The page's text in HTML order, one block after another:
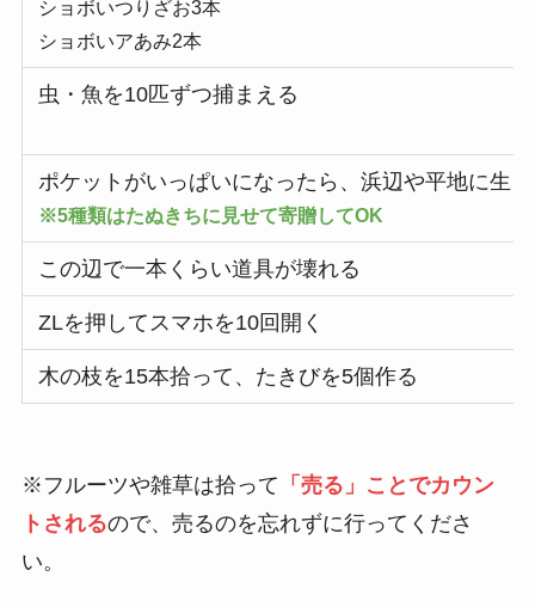
ショボいつりざお3本
ショボいアあみ2本
虫・魚を10匹ずつ捕まえる
ポケットがいっぱいになったら、浜辺や平地に生
※5種類はたぬきちに見せて寄贈してOK
この辺で一本くらい道具が壊れる
ZLを押してスマホを10回開く
木の枝を15本拾って、たきびを5個作る
※フルーツや雑草は拾って 「売る」ことでカウン
トされるので、売るのを忘れずに行ってくださ
い。